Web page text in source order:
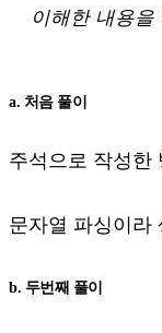
이해한 내용을
a. 처음 풀이
주석으로 작성한
문자열 파싱이라
b. 두번째 풀이